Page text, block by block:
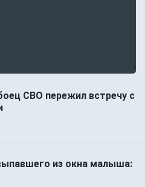
СВО пережил встречу с
из окна малыша: